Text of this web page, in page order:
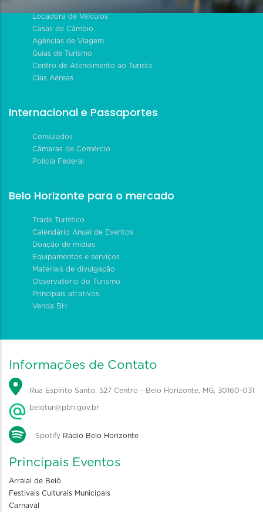
Locadora de Veículos
Casas de Câmbio
Agências de Viagem
Guias de Turismo
Centro de Atendimento ao Turista
Cias Aéreas
Internacional e Passaportes
Consulados
Câmaras de Comércio
Polícia Federal
Belo Horizonte para o mercado
Trade Turístico
Calendário Anual de Eventos
Doação de mídias
Equipamentos e serviços
Materiais de divulgação
Observatório do Turismo
Principais atrativos
Venda BH
Informações de Contato
Rua Espírito Santo, 527 Centro - Belo Horizonte, MG, 30160-031
belotur@pbh.gov.br
Spotify Rádio Belo Horizonte
Principais Eventos
Arraial de Belô
Festivais Culturais Municipais
Carnaval